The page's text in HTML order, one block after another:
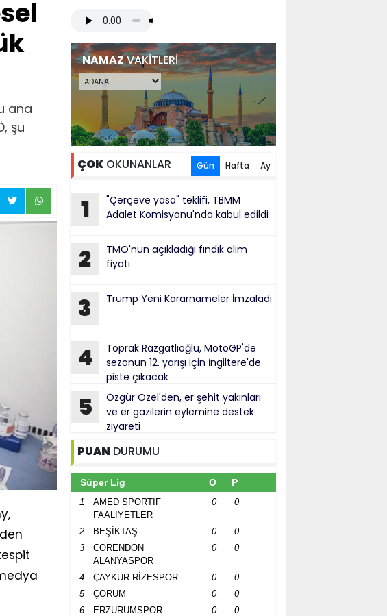
ana
şu
NAMAZVAKİTLERİ
ÇOK OKUNANLAR Gün Hafta Ay
1
"Çerçeve yasa" teklifi, TBMM
Adalet Komisyonu'nda kabul edildi
2
TMO'nun açıkladığı fındık alım
fiyatı
3 Trump Yeni Kararnameler İmzaladı
4
Toprak Razgatlıoğlu, MotoGP'de
sezonun 12. yarışı için İngiltere'de
piste çıkacak
5
Özgür Özel'den, er şehit yakınları
ve er gazilerin eylemine destek
ziyareti
PUAN DURUMU
Süper Lig O P
1
AMED SPORTİF
FAALİYETLER
0 0
2 BEŞİKTAŞ 0
0
3
CORENDON
ALANYASPOR
0 0
4 ÇAYKUR RİZESPOR 0
0
5
ÇORUM 0
0
6
ERZURUMSPOR 0
0